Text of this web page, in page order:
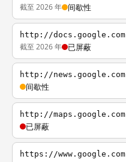
截至 2026 年 间歇性
http://docs.google.com
截至 2026 年 已屏蔽
http://news.google.com
间歇性
http://maps.google.com
已屏蔽
https://www.google.com